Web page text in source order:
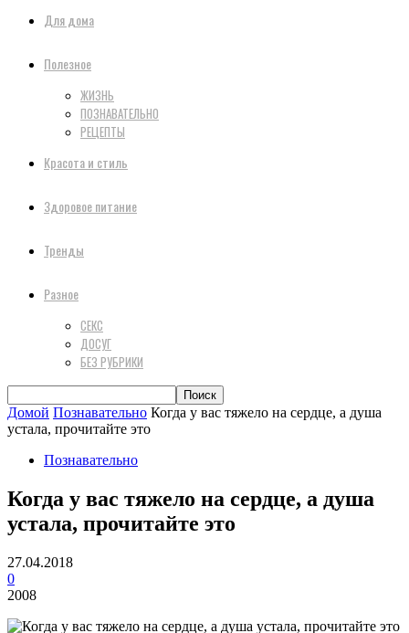
Для дома
Полезное
ЖИЗНЬ
ПОЗНАВАТЕЛЬНО
РЕЦЕПТЫ
Красота и стиль
Здоровое питание
Тренды
Разное
СЕКС
ДОСУГ
БЕЗ РУБРИКИ
Домой Познавательно Когда у вас тяжело на сердце, а душа
устала, прочитайте это
Познавательно
Когда у вас тяжело на сердце, а душа
устала, прочитайте это
27.04.2018
0
2008